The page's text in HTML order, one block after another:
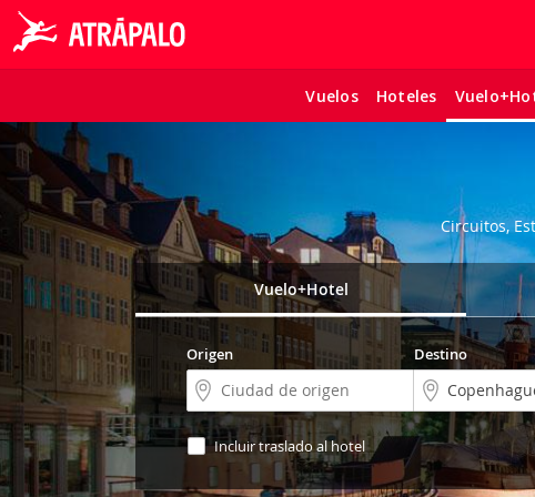
Vuelos Hoteles
Circuitos,
Vuelo+Hotel
Origen Destino
Incluir traslado al hotel